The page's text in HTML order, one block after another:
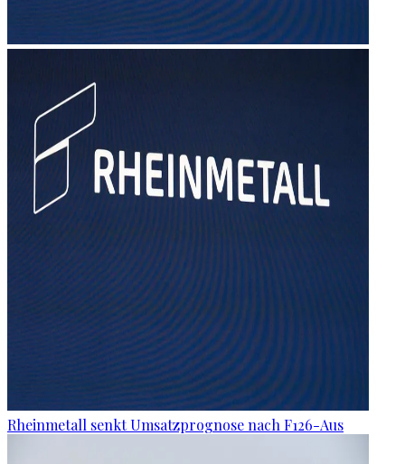
Rheinmetall senkt Umsatzprognose nach F126-Aus